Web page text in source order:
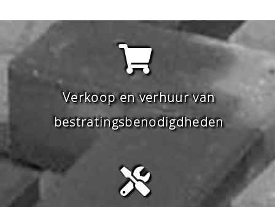
Verkoop en verhuur van
bestratingsbenodigdheden